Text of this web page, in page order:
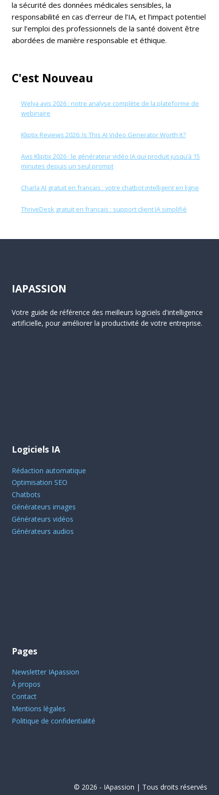
la sécurité des données médicales sensibles, la
responsabilité en cas d’erreur de l’IA, et l’impact potentiel
sur l’emploi des professionnels de la santé doivent être
abordées de manière responsable et éthique.
C'est Nouveau
Welya avis 2026 : notre analyse complète de la plateforme de
webinaire
Kliptix Reviews 2026: Is This AI Video Generator Worth It?
Avis Kliptix 2026 : le générateur vidéo IA qui produit jusqu’à 15
minutes depuis un seul prompt
Charla AI gratuit en français : votre chatbot intelligent en ligne
ThriveDesk gratuit en français : support client IA simplifié
IAPASSION
Votre guide de référence des meilleurs logiciels d'intelligence
artificielle, pour améliorer la productivité de votre entreprise.
Logiciels IA
Rédaction automatique
Optimisation SEO
Chatbots
Générateurs images
Générateurs vidéos
Générateurs audios
Pages
Newsletter IApassion
À propos
Contact
Mentions légales
Politique de confidentialité
© 2026 - IApassion | Tous droits réservés